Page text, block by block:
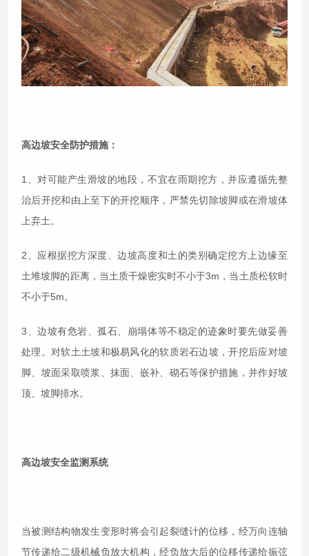
高边坡安全防护措施：
1、对可能产生滑坡的地段，不宜在雨期挖方，并应遵循先整
治后开挖和由上至下的开挖顺序，严禁先切除坡脚或在滑坡体
上弃土。
2、应根据挖方深度、边坡高度和土的类别确定挖方上边缘至
土堆坡脚的距离，当土质干燥密实时不小于3m，当土质松软时
不小于5m。
3、边坡有危岩、孤石、崩塌体等不稳定的迹象时要先做妥善
处理。对软土土坡和极易风化的软质岩石边坡，开挖后应对坡
脚、坡面采取喷浆、抹面、嵌补、砌石等保护措施，并作好坡
顶、坡脚排水。
高边坡安全监测系统
当被测结构物发生变形时将会引起裂缝计的位移，经万向连轴
节传递给二级机械负放大机构，经负放大后的位移传递给振弦